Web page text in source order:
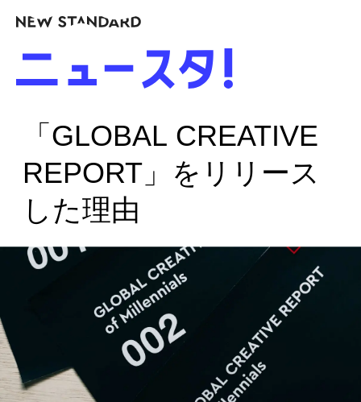
「GLOBAL CREATIVE
REPORT」をリリース
した理由